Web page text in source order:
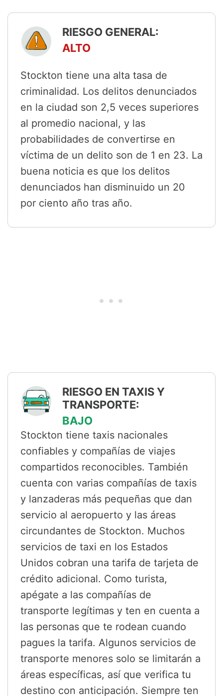
RIESGO GENERAL:
ALTO
Stockton tiene una alta tasa de
criminalidad. Los delitos denunciados
en la ciudad son 2,5 veces superiores
al promedio nacional, y las
probabilidades de convertirse en
víctima de un delito son de 1 en 23. La
buena noticia es que los delitos
denunciados han disminuido un 20
por ciento año tras año.
RIESGO EN TAXIS Y
TRANSPORTE:
BAJO
Stockton tiene taxis nacionales
confiables y compañías de viajes
compartidos reconocibles. También
cuenta con varias compañías de taxis
y lanzaderas más pequeñas que dan
servicio al aeropuerto y las áreas
circundantes de Stockton. Muchos
servicios de taxi en los Estados
Unidos cobran una tarifa de tarjeta de
crédito adicional. Como turista,
apégate a las compañías de
transporte legítimas y ten en cuenta a
las personas que te rodean cuando
pagues la tarifa. Algunos servicios de
transporte menores solo se limitarán a
áreas específicas, así que verifica tu
destino con anticipación. Siempre ten